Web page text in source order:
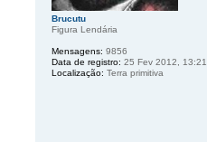
Brucutu
Figura Lendária
Mensagens: 9856
Data de registro: 25 Fev 2012, 13:21
Localização: Terra primitiva